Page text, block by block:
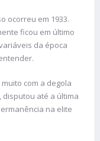
ocorreu em 1933.
ficou em último
da época
com a degola
disputou até a última
na elite